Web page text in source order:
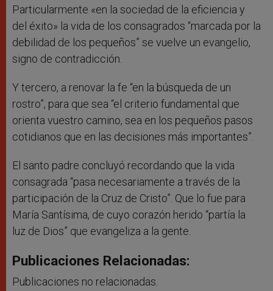
Particularmente «en la sociedad de la eficiencia y
del éxito» la vida de los consagrados “marcada por la
debilidad de los pequeños” se vuelve un evangelio,
signo de contradicción.
Y tercero, a renovar la fe “en la búsqueda de un
rostro”, para que sea “el criterio fundamental que
orienta vuestro camino, sea en los pequeños pasos
cotidianos que en las decisiones más importantes”.
El santo padre concluyó recordando que la vida
consagrada “pasa necesariamente a través de la
participación de la Cruz de Cristo”. Que lo fue para
María Santísima, de cuyo corazón herido “partía la
luz de Dios” que evangeliza a la gente.
Publicaciones Relacionadas:
Publicaciones no relacionadas.